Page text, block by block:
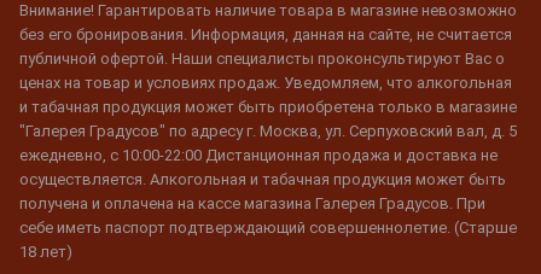
Внимание! Гарантировать наличие товара в магазине невозможно
без его бронирования. Информация, данная на сайте, не считается
публичной офертой. Наши специалисты проконсультируют Вас о
ценах на товар и условиях продаж. Уведомляем, что алкогольная
и табачная продукция может быть приобретена только в магазине
"Галерея Градусов" по адресу г. Москва, ул. Серпуховский вал, д. 5
ежедневно, с 10:00-22:00 Дистанционная продажа и доставка не
осуществляется. Алкогольная и табачная продукция может быть
получена и оплачена на кассе магазина Галерея Градусов. При
себе иметь паспорт подтверждающий совершеннолетие. (Старше
18 лет)